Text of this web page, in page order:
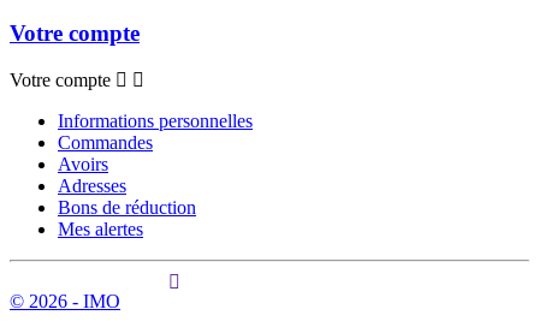
Votre compte
Votre compte
Informations personnelles
Commandes
Avoirs
Adresses
Bons de réduction
Mes alertes
© 2026 - IMO